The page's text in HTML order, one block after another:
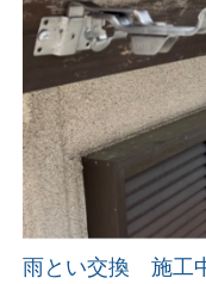
雨とい交換 施工